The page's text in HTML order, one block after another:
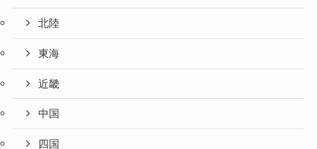
北陸
東海
近畿
中国
四国